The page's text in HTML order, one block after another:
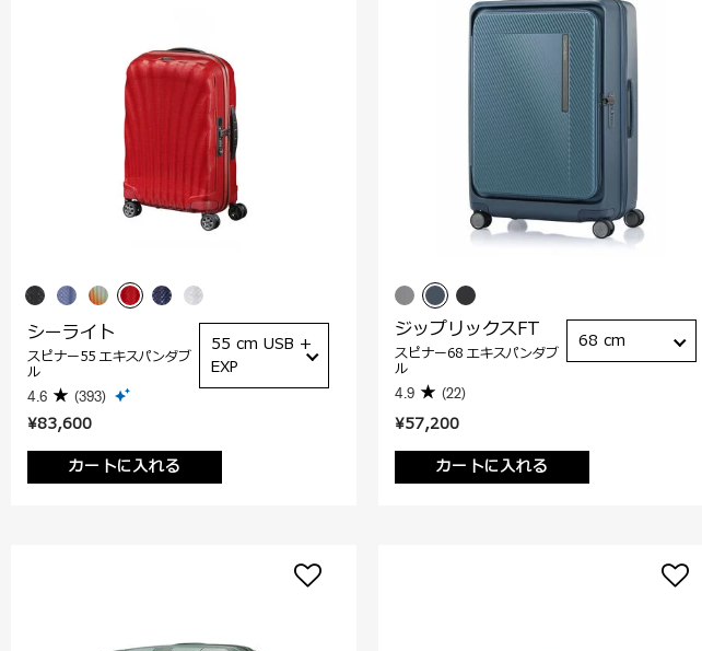
¥83,600
カートに入れる
シーライト
スピナー55 エキスパンダブ
ル
4.6 (393)
55 cm USB +
EXP
¥57,200
カートに入れる
ジップリックスFT
スピナー68 エキスパンダブ
ル
4.9 (22)
68 cm